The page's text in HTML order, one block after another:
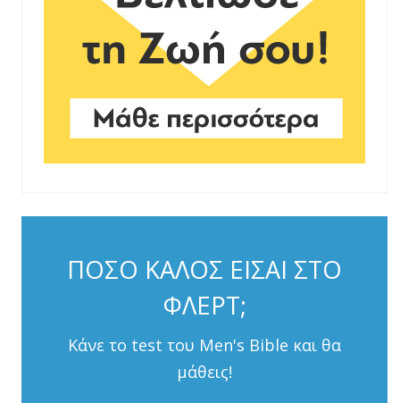
ΠΟΣΟ ΚΑΛΟΣ ΕΙΣΑΙ ΣΤΟ
ΦΛΕΡΤ;
Κάνε το test του Men's Bible και θα
μάθεις!